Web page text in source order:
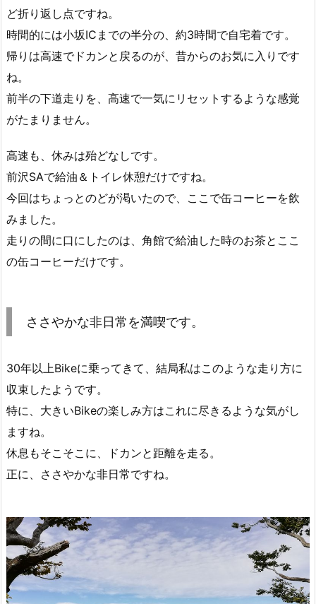
ど折り返し点ですね。
時間的には小坂ICまでの半分の、約3時間で自宅着です。
帰りは高速でドカンと戻るのが、昔からのお気に入りです
ね。
前半の下道走りを、高速で一気にリセットするような感覚
がたまりません。
高速も、休みは殆どなしです。
前沢SAで給油＆トイレ休憩だけですね。
今回はちょっとのどが渇いたので、ここで缶コーヒーを飲
みました。
走りの間に口にしたのは、角館で給油した時のお茶とここ
の缶コーヒーだけです。
ささやかな非日常を満喫です。
30年以上Bikeに乗ってきて、結局私はこのような走り方に
収束したようです。
特に、大きいBikeの楽しみ方はこれに尽きるような気がし
ますね。
休息もそこそこに、ドカンと距離を走る。
正に、ささやかな非日常ですね。